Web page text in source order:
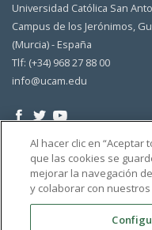
Universidad Católica San
Campus de los Jerónimos,
(Murcia) - España
Tlf: (+34) 968 27 88 00
info@ucam.edu
Al hacer clic en “Aceptar
que las cookies se
mejorar la navegación
y colaborar con